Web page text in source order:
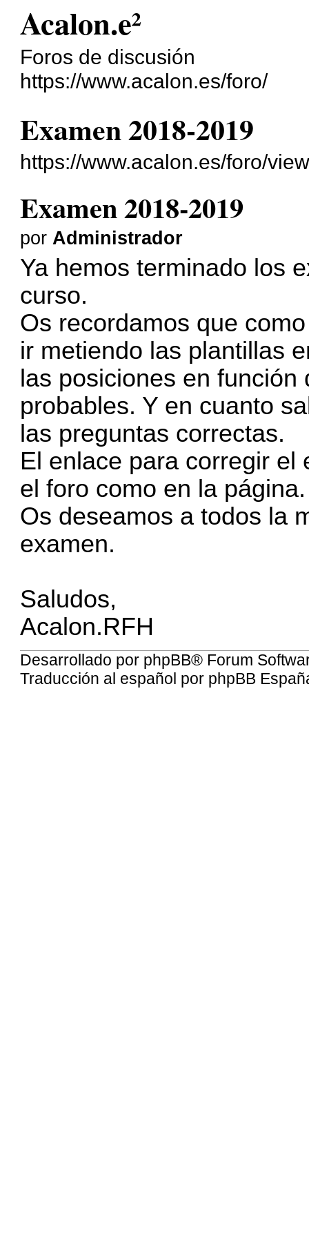
Acalon.e²
Foros de discusión
https://www.acalon.es/foro/
Examen 2018-2019
https://www.acalon.es/foro/
Examen 2018-2019
por Administrador
Ya hemos terminado los
curso.
Os recordamos que
ir metiendo las plantillas
las posiciones en
probables. Y en cuanto
las preguntas correctas.
El enlace para corregir el
el foro como en la página.
Os deseamos a todos la
examen.
Saludos,
Acalon.RFH
Desarrollado por phpBB® Forum
Traducción al español por phpBB